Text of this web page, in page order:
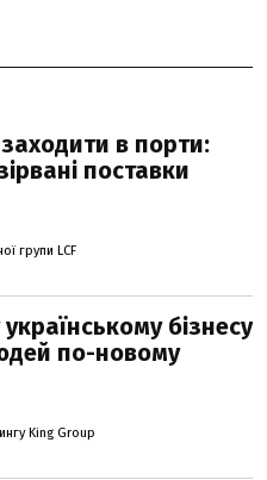
в порти:
поставки
групи LCF
бізнесу
по-новому
King Group